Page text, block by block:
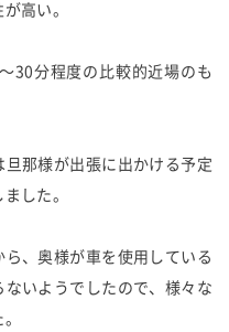
高い。
30分程度の比較的近場のも
那様が出張に出かける予定
した。
、奥様が車を使用している
いようでしたので、様々な